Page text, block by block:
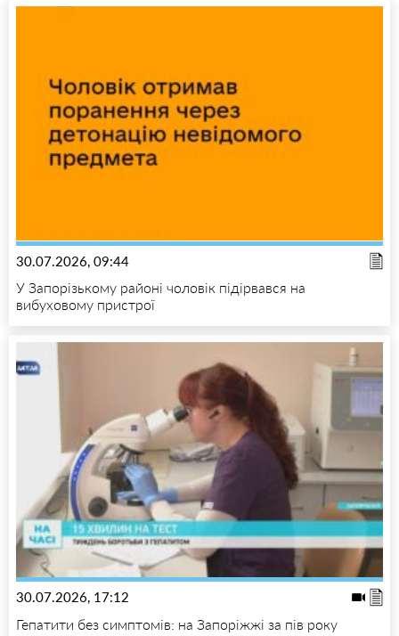
30.07.2026, 09:44
У Запорізькому районі чоловік підірвався на
вибуховому пристрої
30.07.2026, 17:12
Гепатити без симптомів: на Запоріжжі за пів року